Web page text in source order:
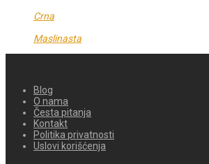
Crna
Maslinasta
Blog
O nama
Česta pitanja
Kontakt
Politika privatnosti
Uslovi korišćenja